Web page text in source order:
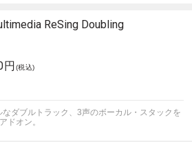
ReSing Doubling
円 (税込)
ダブルトラック、3声のボーカル・スタックを
ドオン。